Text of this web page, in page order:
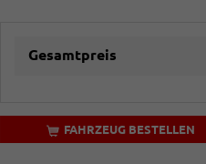
Gesamtpreis
FAHRZEUG BESTELLEN